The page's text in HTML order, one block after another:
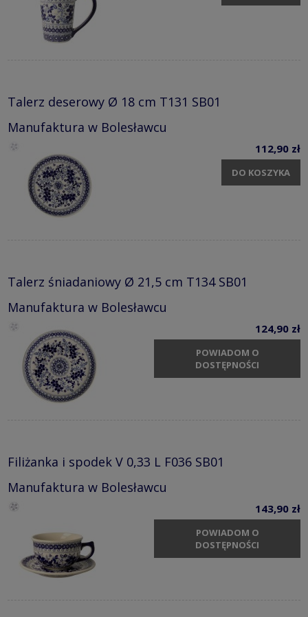
Talerz deserowy Ø 18 cm T131 SB01
Manufaktura w Bolesławcu
112,90 zł
DO KOSZYKA
Talerz śniadaniowy Ø 21,5 cm T134 SB01
Manufaktura w Bolesławcu
124,90 zł
POWIADOM O
DOSTĘPNOŚCI
Filiżanka i spodek V 0,33 L F036 SB01
Manufaktura w Bolesławcu
143,90 zł
POWIADOM O
DOSTĘPNOŚCI